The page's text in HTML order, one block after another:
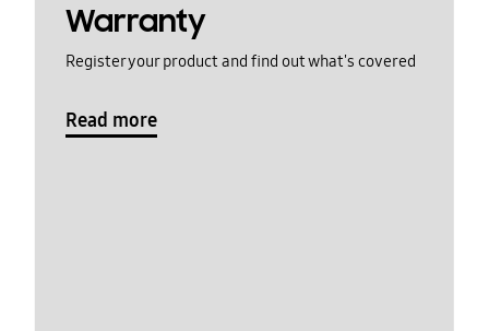
Warranty
Register your product and find out what's covered
Read more